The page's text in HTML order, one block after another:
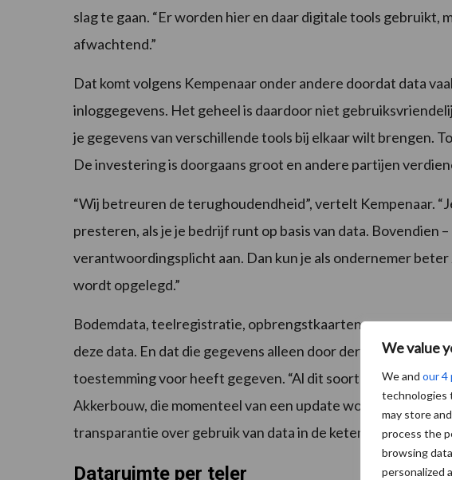
We value
We and our 4
technologies
may store
process the
browsing
personalized
slag te gaan. “Er worden hier en daar digitale tools gebruikt,
afwachtend.”
Dat komt volgens Kempenaar onder andere doordat data
inloggegevens. Het geheel is daardoor niet
je gegevens van verschillende tools bij elkaar wilt brengen.
De investering is doorgaans groot en andere partijen
“Wij betreuren de terughoudendheid”, vertelt Kempenaar.
presteren, als je je bedrijf runt op basis van data. Bovendien
verantwoordingsplicht aan. Dan kun je als ondernemer
wordt opgelegd.”
Bodemdata, teelregistratie, opbrengstkaarten en ga zo
deze data. En dat die gegevens alleen door derden gebruikt
toestemming voor heeft gegeven. “Al dit soort spelregels
Akkerbouw, die momenteel van een update wordt voorzien.
transparantie over gebruik van data in de ketens.”
Dataruimte per teler